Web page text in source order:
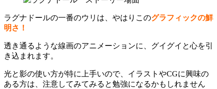
ラグナドールの一番のウリは、やはりこのグラフィックの鮮
明さ！
透き通るような線画のアニメーションに、グイグイと心を引
き込まれます。
光と影の使い方が特に上手いので、イラストやCGに興味の
ある方は、注意してみてみると勉強になるかもしれません